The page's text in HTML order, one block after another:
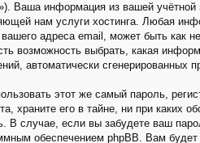
Ваша информация из вашей
нам услуги хостинга. Любая
адреса email, может быть как
возможность выбрать, какая
автоматически сгенерированных
этот же самый пароль,
его в тайне, ни при каких
В случае, если вы забудете ваш
обеспечением phpBB. Вам